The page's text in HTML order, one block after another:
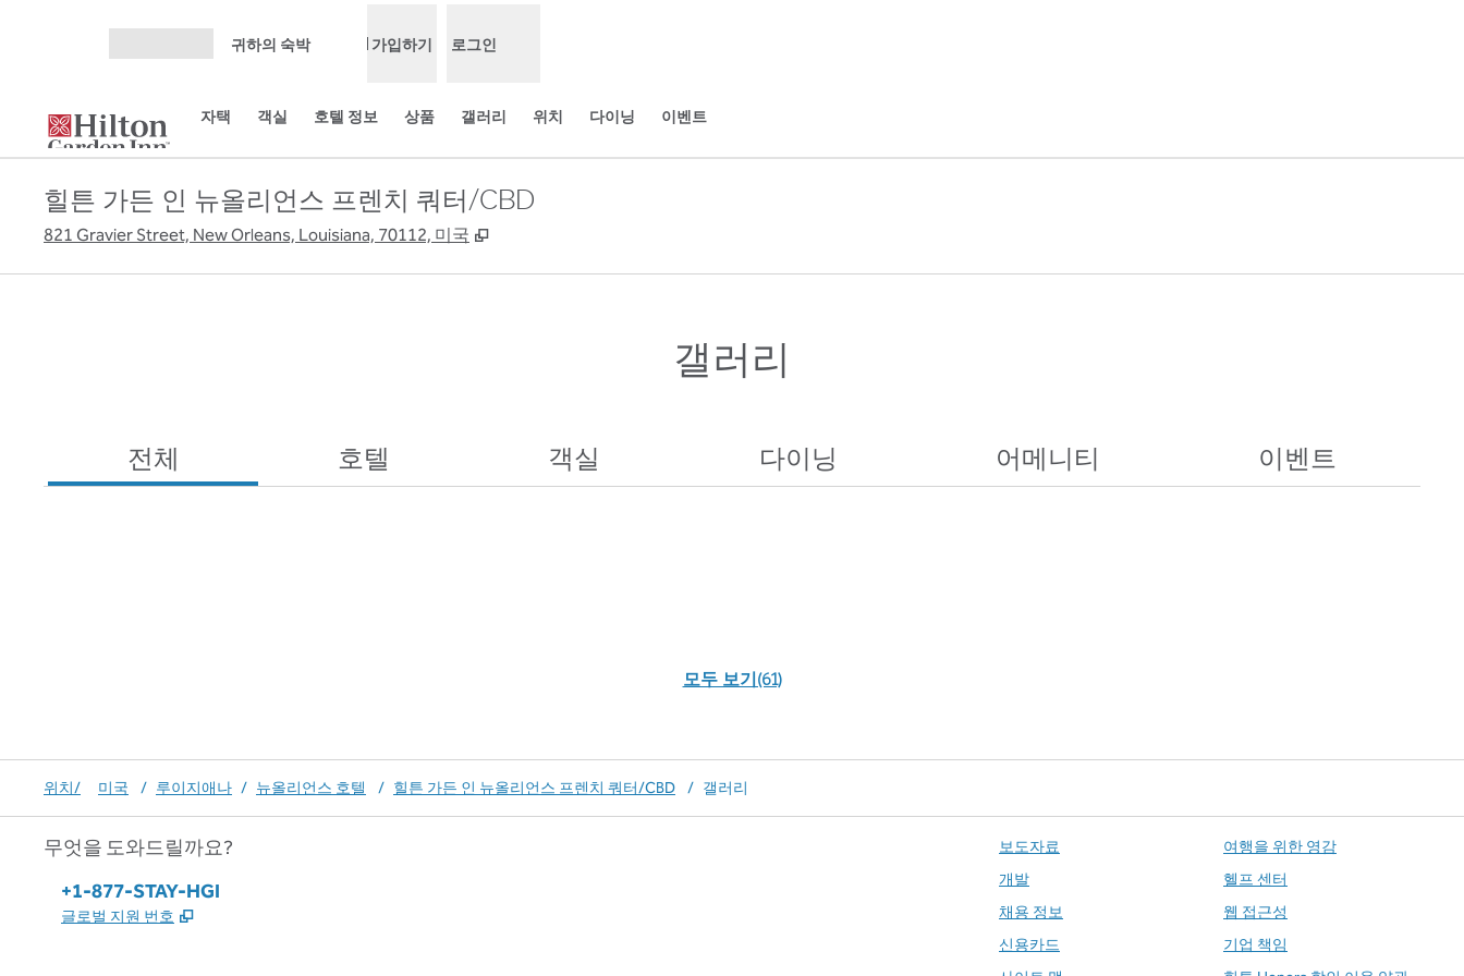
귀하의 숙박 가입하기 로그인
자택 객실 호텔 정보 상품 갤러리 위치 다이닝 이벤트
힐튼 가든 인 뉴올리언스 프렌치 쿼터/CBD
821 Gravier Street, New Orleans, Louisiana, 70112, 미국 ,
갤러리
전체 호텔 객실 다이닝 어메니티 이벤트
모두 보기(61)
위치/ 미국 / 루이지애나 / 뉴올리언스 호텔 / 힐튼 가든 인 뉴올리언스 프렌치 쿼터/CBD / 갤러리
무엇을 도와드릴까요?
전화:
+1-877-STAY-HGI
글로벌 지원 번호 ,
보도자료
개발
채용 정보
신용카드
여행을 위한 영감
헬프 센터
웹 접근성
기업 책임